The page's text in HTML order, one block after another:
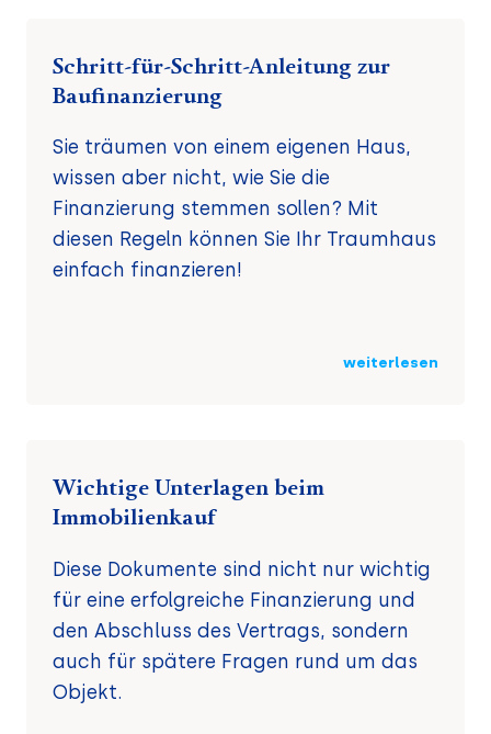
Schritt-für-Schritt-Anleitung zur
Baufinanzierung
Sie träumen von einem eigenen Haus,
wissen aber nicht, wie Sie die
Finanzierung stemmen sollen? Mit
diesen Regeln können Sie Ihr Traumhaus
einfach finanzieren!
weiterlesen
Wichtige Unterlagen beim
Immobilienkauf
Diese Dokumente sind nicht nur wichtig
für eine erfolgreiche Finanzierung und
den Abschluss des Vertrags, sondern
auch für spätere Fragen rund um das
Objekt.